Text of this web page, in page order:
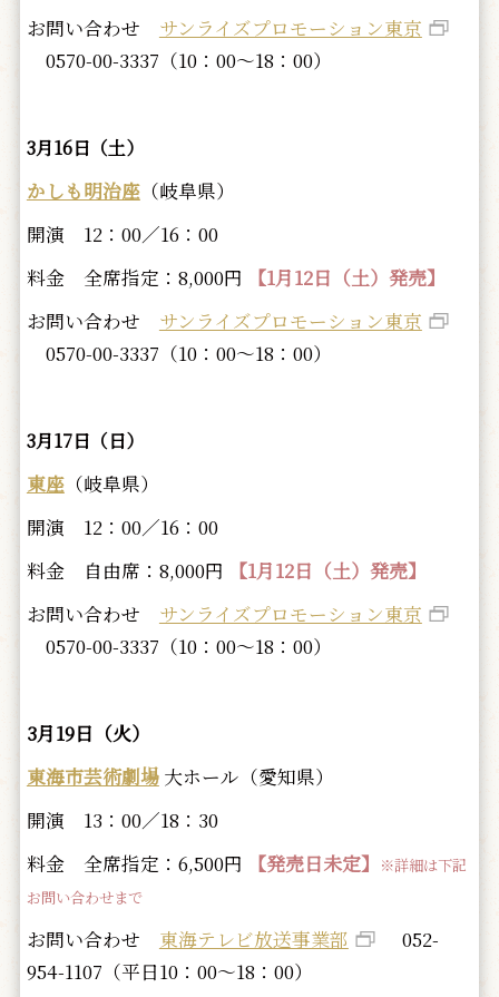
お問い合わせ サンライズプロモーション東京
0570-00-3337（10：00～18：00）
3月16日（土）
かしも明治座（岐阜県）
開演 12：00／16：00
料金 全席指定：8,000円 【1月12日（土）発売】
お問い合わせ サンライズプロモーション東京
0570-00-3337（10：00～18：00）
3月17日（日）
東座（岐阜県）
開演 12：00／16：00
料金 自由席：8,000円 【1月12日（土）発売】
お問い合わせ サンライズプロモーション東京
0570-00-3337（10：00～18：00）
3月19日（火）
東海市芸術劇場大ホール（愛知県）
開演 13：00／18：30
料金 全席指定：6,500円 【発売日未定】 ※詳細は下記
お問い合わせまで
お問い合わせ 東海テレビ放送事業部
052-
954-1107（平日10：00～18：00）